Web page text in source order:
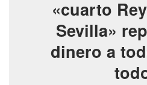
«cuarto
Sevilla»
dinero a